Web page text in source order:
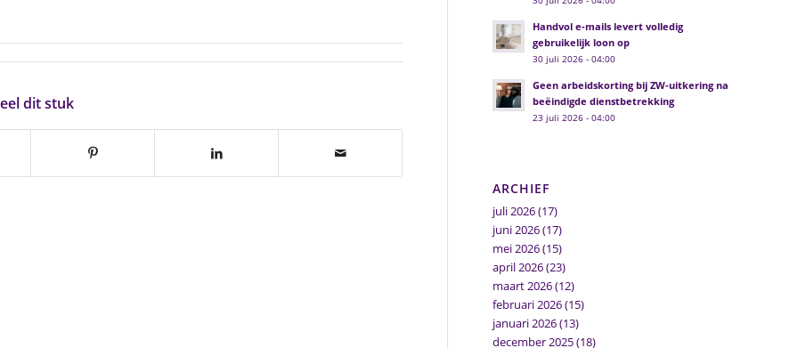
dit stuk
Handvol e-mails levert volledig
gebruikelijk loon op
30 juli 2026 - 04:00
Geen arbeidskorting bij ZW-uitkering na
beëindigde dienstbetrekking
23 juli 2026 - 04:00
ARCHIEF
juli 2026(17)
juni 2026(17)
mei 2026(15)
april 2026(23)
maart 2026(12)
februari 2026(15)
januari 2026(13)
december 2025(18)